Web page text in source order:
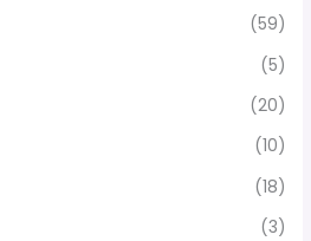
(59)
(5)
(20)
(10)
(18)
(3)